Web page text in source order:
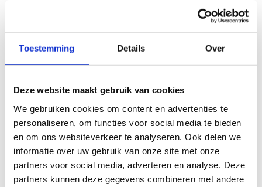
Toestemming Details Over
Deze website maakt gebruik van cookies
We gebruiken cookies om content en advertenties te
personaliseren, om functies voor social media te bieden
en om ons websiteverkeer te analyseren. Ook delen we
informatie over uw gebruik van onze site met onze
partners voor social media, adverteren en analyse. Deze
partners kunnen deze gegevens combineren met andere
Geef aan tot welk domein jouw vraag behoort
KIES EEN DOMEIN